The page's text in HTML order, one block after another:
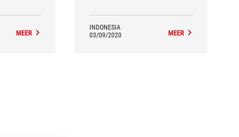
MEER
INDONESIA
03/09/2020
MEER